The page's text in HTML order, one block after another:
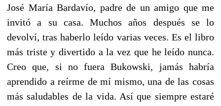
José María Bardavío, padre de un amigo que me
invitó a su casa. Muchos años después se lo
devolví, tras haberlo leído varias veces. Es el libro
más triste y divertido a la vez que he leído nunca.
Creo que, si no fuera Bukowski, jamás habría
aprendido a reírme de mí mismo, una de las cosas
más saludables de la vida. Así que siempre estaré